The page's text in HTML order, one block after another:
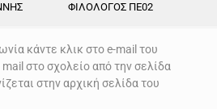
ΦΙΛΟΛΟΓΟΣ ΠΕ02
κάντε κλικ στο e-mail του
στο σχολείο από την σελίδα
στην αρχική σελίδα του